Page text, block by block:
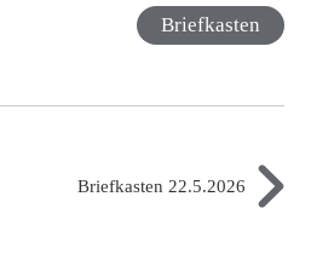
Briefkasten
Briefkasten 22.5.2026